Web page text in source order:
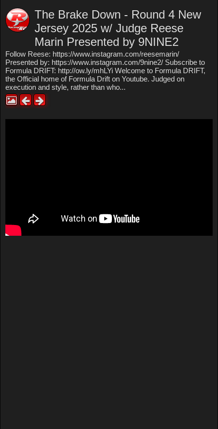
The Brake Down - Round 4 New
Jersey 2025 w/ Judge Reese
Marin Presented by 9NINE2
Follow Reese: https://www.instagram.com/reesemarin/
Presented by: https://www.instagram.com/9nine2/ Subscribe to
Formula DRIFT: http://ow.ly/mhLYi Welcome to Formula DRIFT,
the Official home of Formula Drift on Youtube. Judged on
execution and style, rather than who...